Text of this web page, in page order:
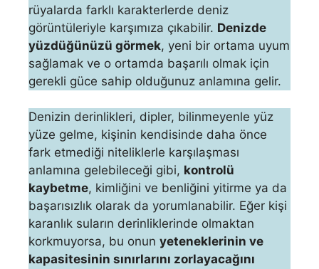
rüyalarda farklı karakterlerde deniz
görüntüleriyle karşımıza çıkabilir. Denizde
yüzdüğü­nüzü görmek, yeni bir ortama uyum
sağlamak ve o ortamda ba­şarılı olmak için
gerekli güce sahip olduğunuz anlamına gelir.
Denizin derinlik­leri, dipler, bilinmeyenle yüz
yüze gelme, kişinin kendisinde daha önce
fark etmediği niteliklerle karşılaşması
anlamına gelebilece­ği gibi, kontrolü
kaybetme, kimliğini ve benliğini yitirme ya da
ba­şarısızlık olarak da yorumlanabilir. Eğer kişi
karanlık suların derin­liklerinde olmaktan
korkmuyorsa, bu onun yeteneklerinin ve
kapa­sitesinin sınırlarını zorlayacağını